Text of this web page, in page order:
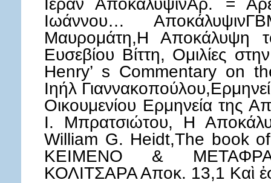
Ιωάννου…
Μαυρομάτη,Η Αποκάλυψη
Ευσεβίου Βίττη, Ομιλίες
Henry’ s Commentary on
Ιηήλ
Οικουμενίου Ερμηνεία της
Ι. Μπρατσιώτου, Η
William G. Heidt,The book
ΚΕΙΜΕΝΟ &
ΚΟΛΙΤΣΑΡΑ Αποκ. 13,1 Καὶ